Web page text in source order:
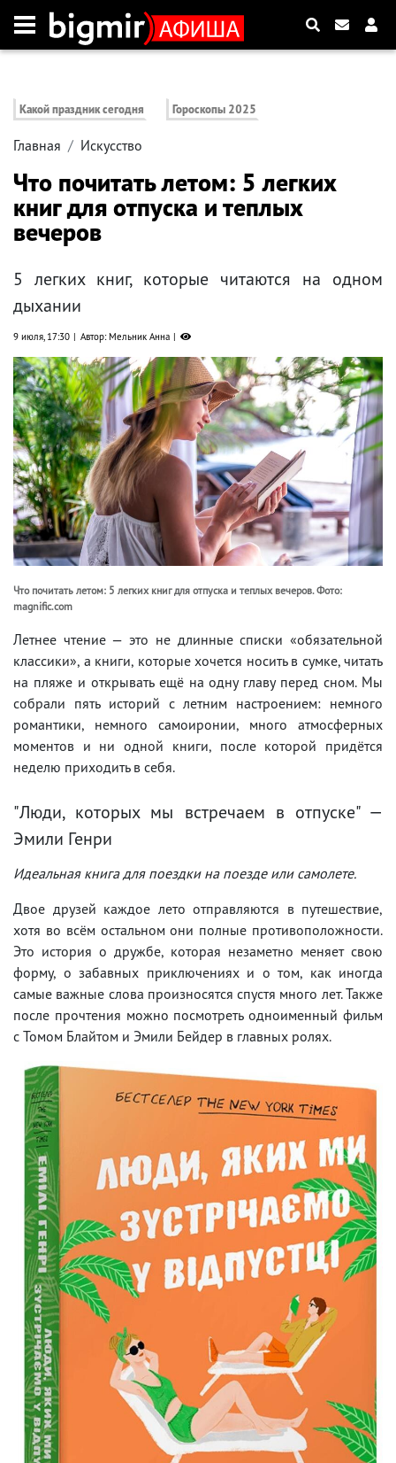
Какой праздник сегодня Гороскопы 2025
Главная Искусство
Что почитать летом: 5 легких
книг для отпуска и теплых
вечеров
5 легких книг, которые читаются на одном
дыхании
9 июля, 17:30 Автор: Мельник Анна
Что почитать летом: 5 легких книг для отпуска и теплых вечеров. Фото:
magnific.com
Летнее чтение — это не длинные списки «обязательной
классики», а книги, которые хочется носить в сумке, читать
на пляже и открывать ещё на одну главу перед сном. Мы
собрали пять историй с летним настроением: немного
романтики, немного самоиронии, много атмосферных
моментов и ни одной книги, после которой придётся
неделю приходить в себя.
"Люди, которых мы встречаем в отпуске" —
Эмили Генри
Идеальная книга для поездки на поезде или самолете.
Двое друзей каждое лето отправляются в путешествие,
хотя во всём остальном они полные противоположности.
Это история о дружбе, которая незаметно меняет свою
форму, о забавных приключениях и о том, как иногда
самые важные слова произносятся спустя много лет. Также
после прочтения можно посмотреть одноименный фильм
с Томом Блайтом и Эмили Бейдер в главных ролях.